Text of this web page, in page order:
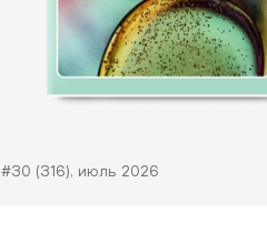
#30 (316), июль 2026